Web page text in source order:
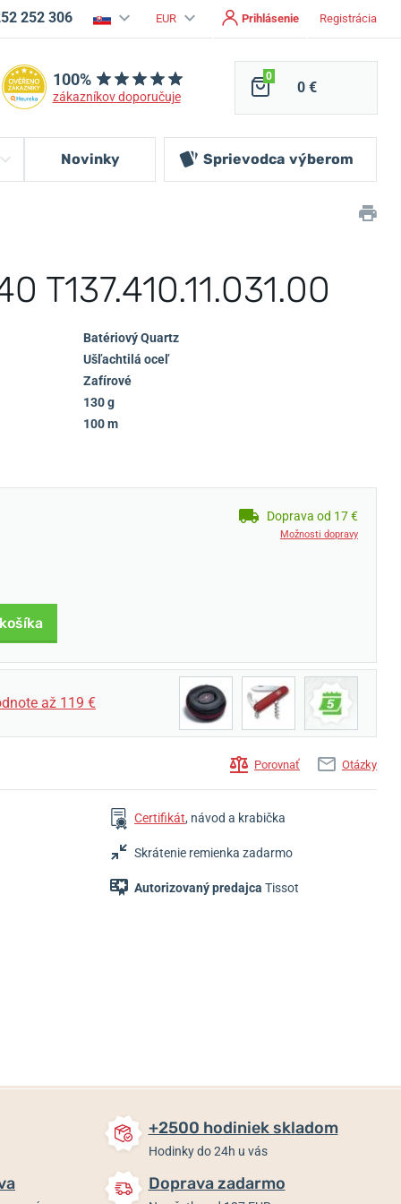
252 306 EUR Prihlásenie Registrácia
100%
zákazníkov doporučuje
0
0 €
Novinky Sprievodca výberom
T137.410.11.031.00
Batériový Quartz
Ušľachtilá oceľ
Zafírové
130 g
100 m
Doprava od 17 €
Možnosti dopravy
až 119 €
Porovnať Otázky
Certifikát, návod a krabička
Skrátenie remienka zadarmo
Autorizovaný predajca Tissot
+2500 hodiniek skladom
Hodinky do 24h u vás
Doprava zadarmo